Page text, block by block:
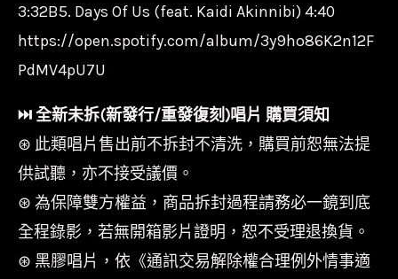
3:32B5. Days Of Us (feat. Kaidi Akinnibi) 4:40
https://open.spotify.com/album/3y9ho86K2n12F
PdMV4pU7U
⏭︎ 全新未拆(新發行/重發復刻)唱片 購買須知
⊛ 此類唱片售出前不拆封不清洗，購買前恕無法提
供試聽，亦不接受議價。
⊛ 為保障雙方權益，商品拆封過程請務必一鏡到底
全程錄影，若無開箱影片證明，恕不受理退換貨。
⊛ 黑膠唱片，依《通訊交易解除權合理例外情事適